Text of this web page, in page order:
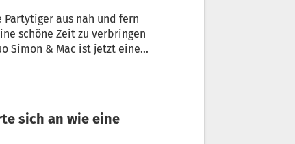
Partytiger aus nah und fern
schöne Zeit zu verbringen
Simon & Mac ist jetzt eine
sogar den Ortler mit